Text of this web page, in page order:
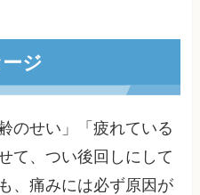
ジ
のせい」「疲れている
て、つい後回しにして
、痛みには必ず原因が